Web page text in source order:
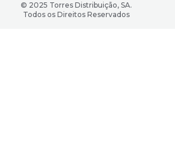
© 2025 Torres Distribuição, SA.
Todos os Direitos Reservados